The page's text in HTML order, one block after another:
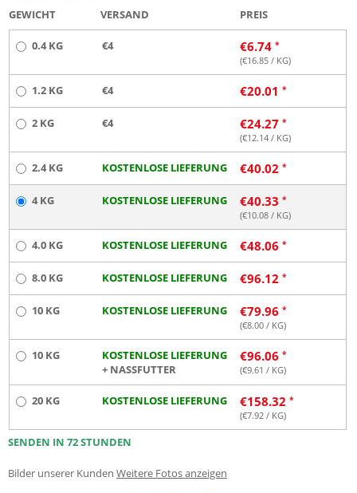
GEWICHT VERSAND PREIS
0.4 KG €4 €6.74
(€16.85 / KG)
1.2 KG €4 €20.01
2 KG €4 €24.27
(€12.14 / KG)
2.4 KG KOSTENLOSE LIEFERUNG €40.02
4 KG KOSTENLOSE LIEFERUNG €40.33
(€10.08 / KG)
4.0 KG KOSTENLOSE LIEFERUNG €48.06
8.0 KG KOSTENLOSE LIEFERUNG €96.12
10 KG KOSTENLOSE LIEFERUNG €79.96
(€8.00 / KG)
10 KG
KOSTENLOSE LIEFERUNG
+ NASSFUTTER
€96.06
(€9.61 / KG)
20 KG KOSTENLOSE LIEFERUNG €158.32
(€7.92 / KG)
SENDEN IN 72 STUNDEN
Bilder unserer Kunden Weitere Fotos anzeigen